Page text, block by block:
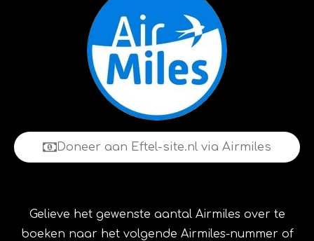
Doneer aan Eftel-site.nl via Airmiles
Gelieve het gewenste aantal Airmiles over te
boeken naar het volgende Airmiles-nummer of